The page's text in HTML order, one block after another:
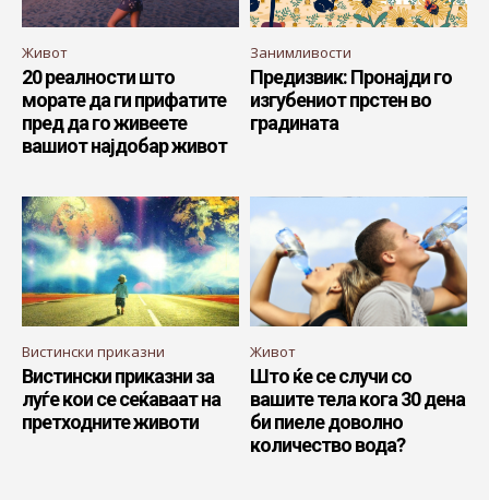
Живот
20 реалности што
морате да ги прифатите
пред да го живеете
вашиот најдобар живот
Занимливости
Предизвик: Пронајди го
изгубениот прстен во
градината
Вистински приказни
Вистински приказни за
луѓе кои се сеќаваат на
претходните животи
Живот
Што ќе се случи со
вашите тела кога 30 дена
би пиеле доволно
количество вода?